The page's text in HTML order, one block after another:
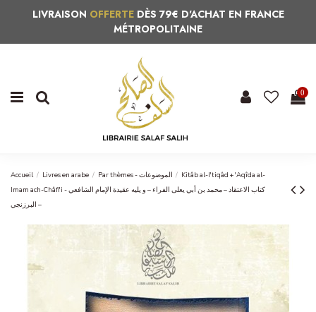
LIVRAISON OFFERTEDÈS 79€ D'ACHAT EN FRANCE
MÉTROPOLITAINE
0
Accueil Livres en arabe Par thèmes - الموضوعات
Kitâb al-I'tiqâd + 'Aqîda al-
Imam ach-Châfi'i - كتاب الاعتقاد – محمد بن أبي يعلى الفراء – و يليه عقيدة الإمام الشافعي
– البرزنجي